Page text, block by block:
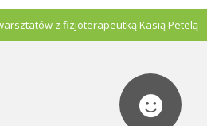
z fizjoterapeutką Kasią Petelą